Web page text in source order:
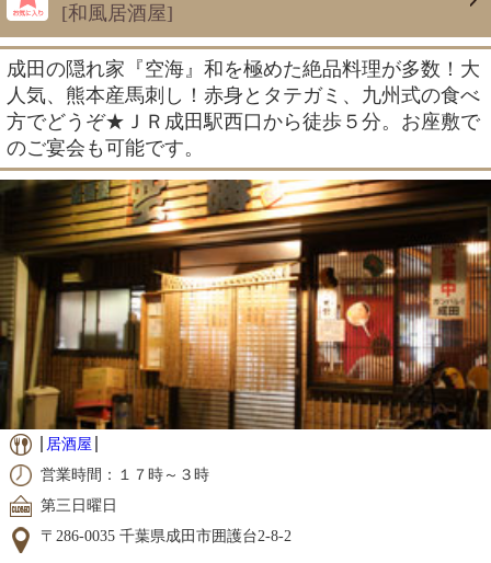
[和風居酒屋]
成田の隠れ家『空海』和を極めた絶品料理が多数！大
人気、熊本産馬刺し！赤身とタテガミ、九州式の食べ
方でどうぞ★ＪＲ成田駅西口から徒歩５分。お座敷で
のご宴会も可能です。
居酒屋
営業時間：１７時～３時
第三日曜日
〒286-0035 千葉県成田市囲護台2-8-2